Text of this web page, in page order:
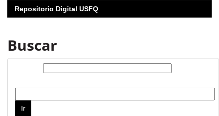
Repositorio Digital USFQ
Buscar